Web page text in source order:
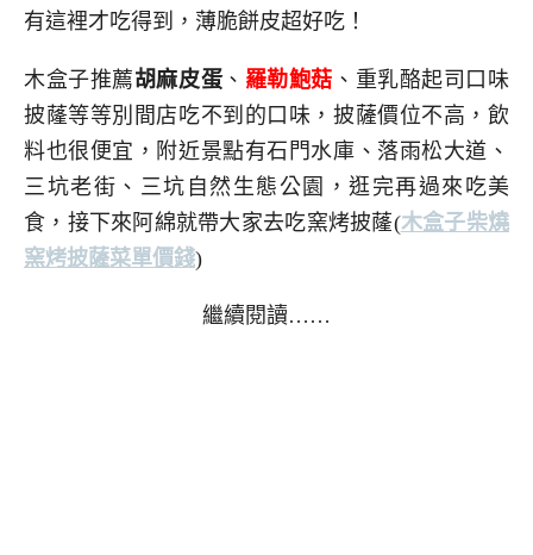
有這裡才吃得到，薄脆餅皮超好吃！
木盒子推薦胡麻皮蛋、 羅勒鮑菇 、重乳酪起司口味
披蕯等等別間店吃不到的口味，披薩價位不高，飲
料也很便宜，附近景點有石門水庫、落雨松大道、
三坑老街、三坑自然生態公園，逛完再過來吃美
食，接下來阿綿就帶大家去吃窯烤披蕯(木盒子柴燒
窯烤披薩菜單價錢)
繼續閱讀……